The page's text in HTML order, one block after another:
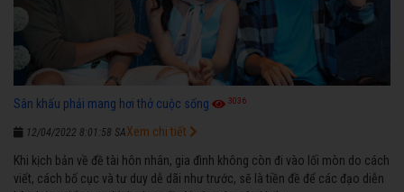
Sân khấu phải mang hơi thở cuộc sống 3036
12/04/2022 8:01:58 SA
Khi kịch bản về đề tài hôn nhân, gia đình không còn đi vào lối mòn do cách
viết, cách bố cục và tư duy dễ dãi như trước, sẽ là tiền đề để các đạo diễn
Xem chi tiết